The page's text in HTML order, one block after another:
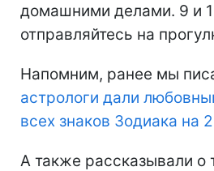
домашними делами. 9 и
отправляйтесь на
Напомним, ранее мы
астрологи дали
всех знаков Зодиака на
А также рассказывали о